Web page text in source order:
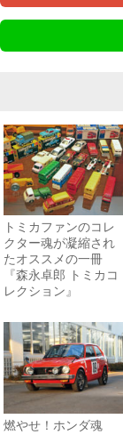
トミカファンのコレ
クター魂が凝縮され
たオススメの一冊
『森永卓郎 トミカコ
レクション』
燃やせ！ホンダ魂